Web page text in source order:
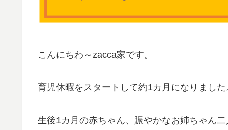
こんにちわ～zacca家です。
育児休暇をスタートして約1カ月になりました
生後1カ月の赤ちゃん、賑やかなお姉ちゃん